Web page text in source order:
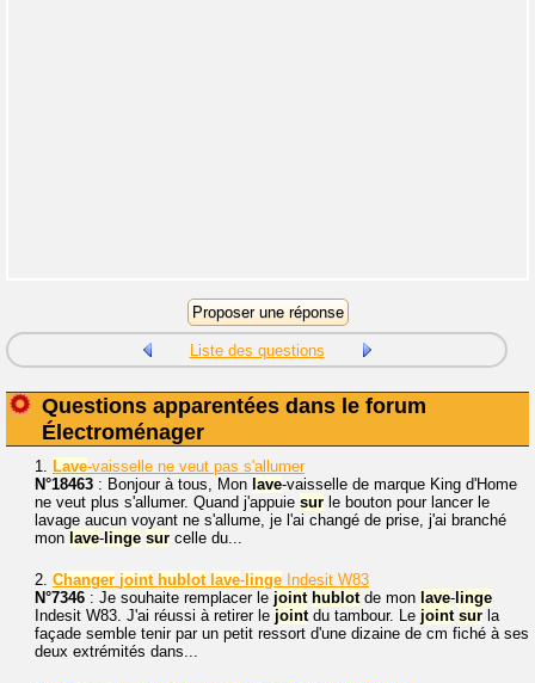
Liste des questions
Questions apparentées dans le forum
Électroménager
1. Lave-vaisselle ne veut pas s'allumer
N°18463 : Bonjour à tous, Mon lave-vaisselle de marque King d'Home
ne veut plus s'allumer. Quand j'appuie sur le bouton pour lancer le
lavage aucun voyant ne s'allume, je l'ai changé de prise, j'ai branché
mon lave- linge sur celle du...
2. Changer joint hublot lave- linge Indesit W83
N°7346 : Je souhaite remplacer le joint hublotde mon lave- linge
Indesit W83. J'ai réussi à retirer le jointdu tambour. Le joint sur la
façade semble tenir par un petit ressort d'une dizaine de cm fiché à ses
deux extrémités dans...